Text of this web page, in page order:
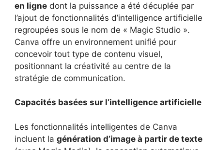
en ligne dont la puissance a été décuplée par
l’ajout de fonctionnalités d’intelligence artificielle
regroupées sous le nom de « Magic Studio ».
Canva offre un environnement unifié pour
concevoir tout type de contenu visuel,
positionnant la créativité au centre de la
stratégie de communication.
Capacités basées sur l’intelligence artificielle
Les fonctionnalités intelligentes de Canva
incluent la génération d’image à partir de texte